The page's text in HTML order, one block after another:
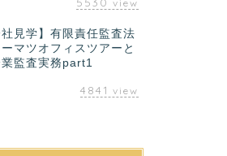
view
社見学】有限責任監査法
ーマツオフィスツアーと
業監査実務part1
4841 view